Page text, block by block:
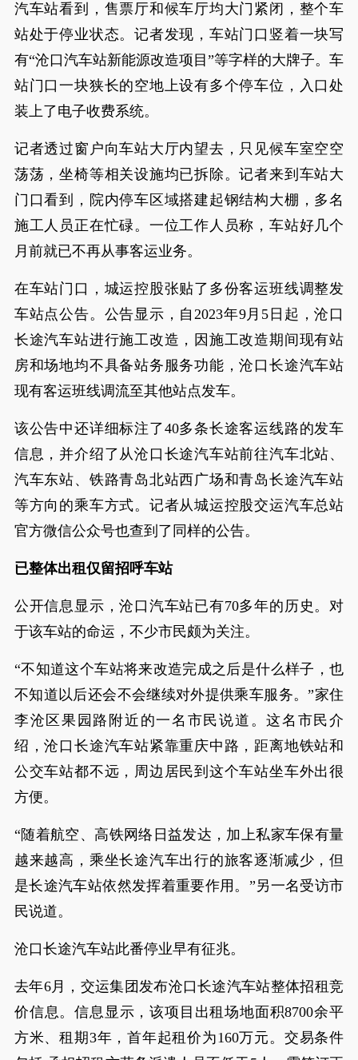
汽车站看到，售票厅和候车厅均大门紧闭，整个车
站处于停业状态。记者发现，车站门口竖着一块写
有“沧口汽车站新能源改造项目”等字样的大牌子。车
站门口一块狭长的空地上设有多个停车位，入口处
装上了电子收费系统。
记者透过窗户向车站大厅内望去，只见候车室空空
荡荡，坐椅等相关设施均已拆除。记者来到车站大
门口看到，院内停车区域搭建起钢结构大棚，多名
施工人员正在忙碌。一位工作人员称，车站好几个
月前就已不再从事客运业务。
在车站门口，城运控股张贴了多份客运班线调整发
车站点公告。公告显示，自2023年9月5日起，沧口
长途汽车站进行施工改造，因施工改造期间现有站
房和场地均不具备站务服务功能，沧口长途汽车站
现有客运班线调流至其他站点发车。
该公告中还详细标注了40多条长途客运线路的发车
信息，并介绍了从沧口长途汽车站前往汽车北站、
汽车东站、铁路青岛北站西广场和青岛长途汽车站
等方向的乘车方式。记者从城运控股交运汽车总站
官方微信公众号也查到了同样的公告。
已整体出租仅留招呼车站
公开信息显示，沧口汽车站已有70多年的历史。对
于该车站的命运，不少市民颇为关注。
“不知道这个车站将来改造完成之后是什么样子，也
不知道以后还会不会继续对外提供乘车服务。”家住
李沧区果园路附近的一名市民说道。这名市民介
绍，沧口长途汽车站紧靠重庆中路，距离地铁站和
公交车站都不远，周边居民到这个车站坐车外出很
方便。
“随着航空、高铁网络日益发达，加上私家车保有量
越来越高，乘坐长途汽车出行的旅客逐渐减少，但
是长途汽车站依然发挥着重要作用。”另一名受访市
民说道。
沧口长途汽车站此番停业早有征兆。
去年6月，交运集团发布沧口长途汽车站整体招租竞
价信息。信息显示，该项目出租场地面积8700余平
方米、租期3年，首年起租价为160万元。交易条件